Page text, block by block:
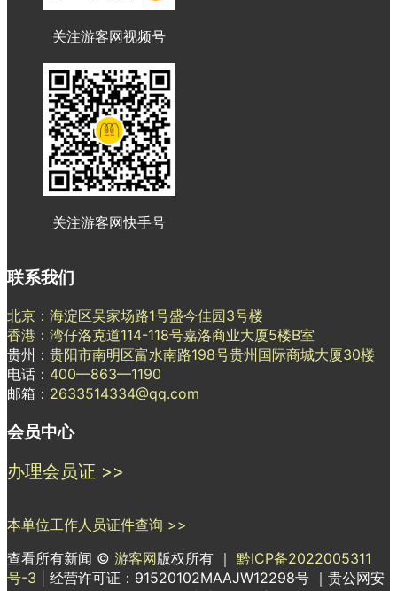
关注游客网视频号
关注游客网快手号
联系我们
北京：海淀区吴家场路1号盛今佳园3号楼
香港：湾仔洛克道114-118号嘉洛商业大厦5楼B室
贵州： 贵阳市南明区富水南路198号贵州国际商城大厦30楼
电话： 400—863—1190
邮箱： 2633514334@qq.com
会员中心
办理会员证 >>
本单位工作人员证件查询 >>
查看所有新闻 © 游客网版权所有 ｜ 黔ICP备2022005311
号-3
| 经营许可证：91520102MAAJW12298号 ｜贵公网安